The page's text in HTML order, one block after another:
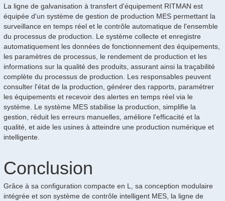
La ligne de galvanisation à transfert d'équipement RITMAN est
équipée d'un système de gestion de production MES permettant la
surveillance en temps réel et le contrôle automatique de l'ensemble
du processus de production. Le système collecte et enregistre
automatiquement les données de fonctionnement des équipements,
les paramètres de processus, le rendement de production et les
informations sur la qualité des produits, assurant ainsi la traçabilité
complète du processus de production. Les responsables peuvent
consulter l'état de la production, générer des rapports, paramétrer
les équipements et recevoir des alertes en temps réel via le
système. Le système MES stabilise la production, simplifie la
gestion, réduit les erreurs manuelles, améliore l'efficacité et la
qualité, et aide les usines à atteindre une production numérique et
intelligente.
Conclusion
Grâce à sa configuration compacte en L, sa conception modulaire
intégrée et son système de contrôle intelligent MES, la ligne de